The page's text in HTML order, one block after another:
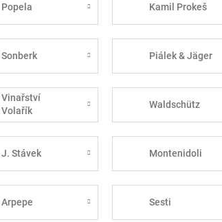
Popela Kamil Prokeš
Sonberk Piálek & Jäger
Vinařství
Volařík
Waldschütz
J. Stávek Montenidoli
Arpepe Sesti